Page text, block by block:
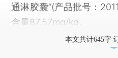
通淋胶囊”(产品批号：
含量87.57mg/kg。
本文共计645字